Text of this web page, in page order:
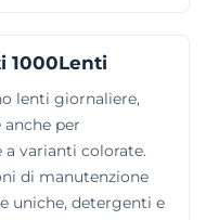
1000Lenti
lenti giornaliere,
per
varianti colorate.
di manutenzione
uniche, detergenti e